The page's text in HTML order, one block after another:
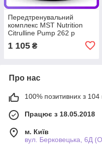
Передтренувальний
комплекс MST Nutrition
Citrulline Pump 262 р
1 105 ₴
Про нас
100% позитивних з 104
Працює з 18.05.2018
м. Київ
вул. Берковецька, 6Д